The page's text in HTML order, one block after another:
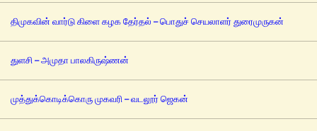
திமுகவின் வார்டு கிளை கழக தேர்தல் – பொதுச் செயலாளர் துரைமுருகன்
துளசி – அமுதா பாலகிருஷ்ணன்
முத்துக்கொடிக்கொரு முகவரி – வடலூர் ஜெகன்